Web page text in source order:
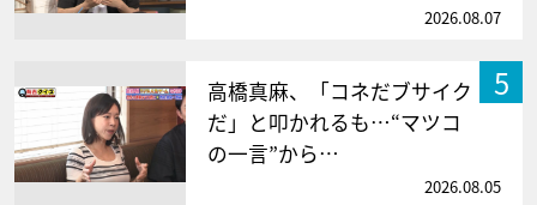
2026.08.07
5
高橋真麻、「コネだブサイク
だ」と叩かれるも…“マツコ
の一言”から…
2026.08.05